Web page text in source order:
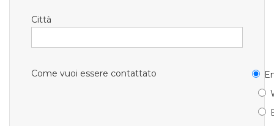
Città
Come vuoi essere contattato